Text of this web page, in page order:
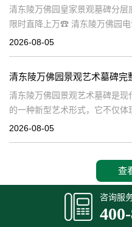
清东陵万佛园皇家景观墓碑分层
限时直降上万☎ 清东陵万佛园
5063清东陵万佛园，作为中国历
2026-08-05
清东陵万佛园景观艺术墓碑是现
的一种新型艺术形式，它不仅体
尊重和缅怀，更是一种文化艺术
2026-08-05
查
咨询服